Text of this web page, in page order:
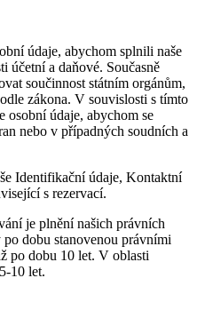
údaje, abychom splnili naše
účetní a daňové. Současně
součinnost státním orgánům,
zákona. V souvislosti s tímto
osobní údaje, abychom se
nebo v případných soudních a
Identifikační údaje, Kontaktní
s rezervací.
je plnění našich právních
dobu stanovenou právními
po dobu 10 let. V oblasti
10 let.